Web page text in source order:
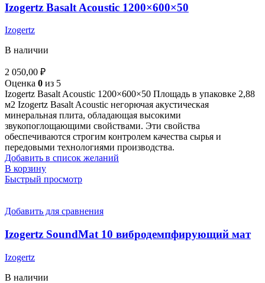
Izogertz Basalt Acoustic 1200×600×50
Izogertz
В наличии
2 050,00 ₽
Оценка 0 из 5
Izogertz Basalt Acoustic 1200×600×50 Площадь в упаковке 2,88
м2 Izogertz Basalt Acoustic негорючая акустическая
минеральная плита, обладающая высокими
звукопоглощающими свойствами. Эти свойства
обеспечиваются строгим контролем качества сырья и
передовыми технологиями производства.
Добавить в список желаний
В корзину
Быстрый просмотр
Добавить для сравнения
Izogertz SoundMat 10 вибродемпфирующий мат
Izogertz
В наличии